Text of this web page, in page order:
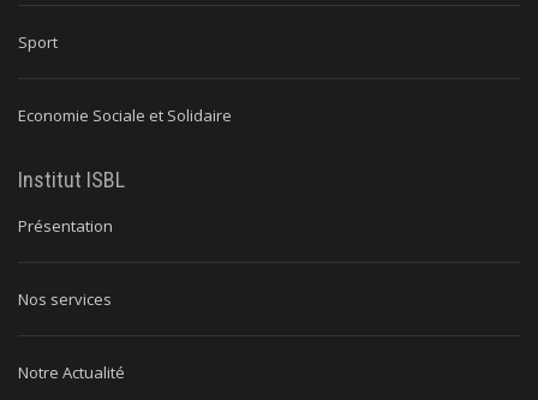
Sport
Economie Sociale et Solidaire
Institut ISBL
Présentation
Nos services
Notre Actualité